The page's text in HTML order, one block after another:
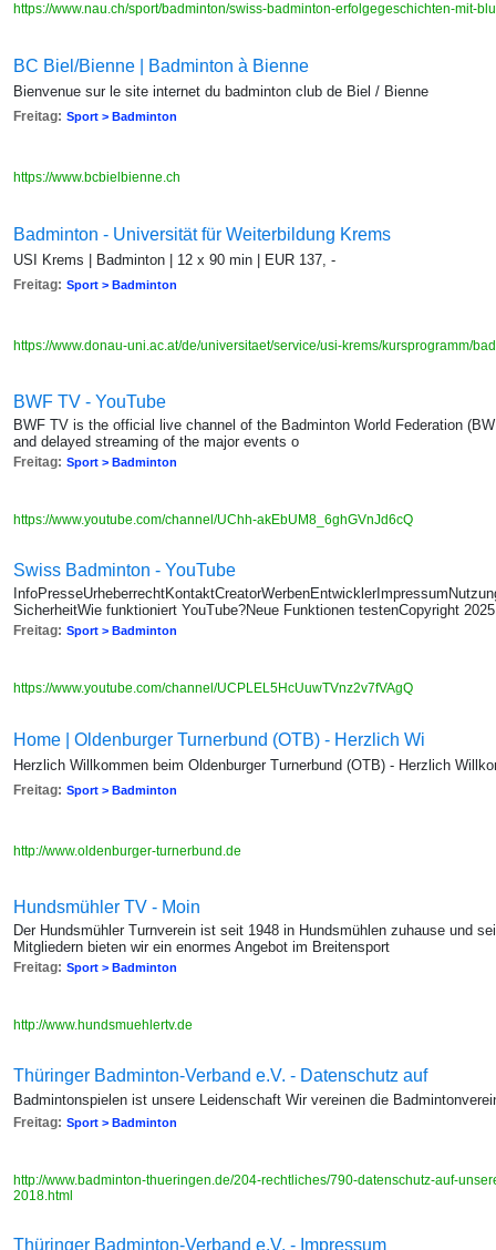
https://www.nau.ch/sport/badminton/swiss-badminton-erfolgegeschichten-mit-
BC Biel/Bienne | Badminton à Bienne
Bienvenue sur le site internet du badminton club de Biel / Bienne
Freitag: Sport > Badminton
https://www.bcbielbienne.ch
Badminton - Universität für Weiterbildung Krems
USI Krems | Badminton | 12 x 90 min | EUR 137, -
Freitag: Sport > Badminton
https://www.donau-uni.ac.at/de/universitaet/service/usi-krems/kursprogramm/
BWF TV - YouTube
BWF TV is the official live channel of the Badminton World Federation
and delayed streaming of the major events o
Freitag: Sport > Badminton
https://www.youtube.com/channel/UChh-akEbUM8_6ghGVnJd6cQ
Swiss Badminton - YouTube
SicherheitWie funktioniert YouTube?Neue Funktionen testenCopyright
Freitag: Sport > Badminton
https://www.youtube.com/channel/UCPLEL5HcUuwTVnz2v7fVAgQ
Home | Oldenburger Turnerbund (OTB) - Herzlich Wi
Herzlich Willkommen beim Oldenburger Turnerbund (OTB) - Herzlich
Freitag: Sport > Badminton
http://www.oldenburger-turnerbund.de
Hundsmühler TV - Moin
Der Hundsmühler Turnverein ist seit 1948 in Hundsmühlen zuhause und
Mitgliedern bieten wir ein enormes Angebot im Breitensport
Freitag: Sport > Badminton
http://www.hundsmuehlertv.de
Thüringer Badminton-Verband e.V. - Datenschutz auf
Badmintonspielen ist unsere Leidenschaft Wir vereinen die
Freitag: Sport > Badminton
http://www.badminton-thueringen.de/204-rechtliches/790-datenschutz-auf-
2018.html
Thüringer Badminton-Verband e.V. - Impressum